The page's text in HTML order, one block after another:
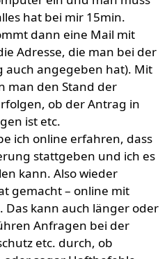
hat bei mir 15min.
dann eine Mail mit
Adresse, die man bei der
angegeben hat). Mit
man den Stand der
ob der Antrag in
ist etc.
ich online erfahren, dass
stattgeben und ich es
kann. Also wieder
gemacht – online mit
Das kann auch länger oder
Anfragen bei der
etc. durch, ob